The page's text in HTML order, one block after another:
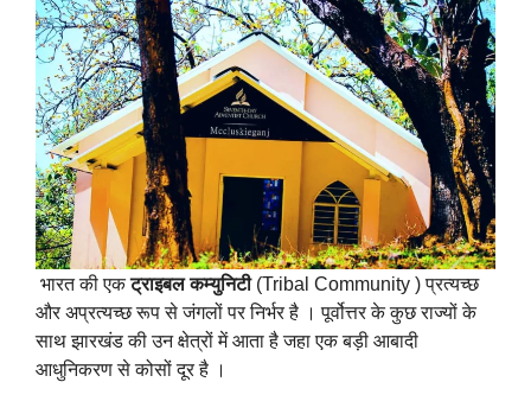
भारत की एकट्राइबल कम्युनिटी(Tribal Community ) प्रत्यच्छ
और अप्रत्यच्छ रूप से जंगलों पर निर्भर है । पूर्वोत्तर के कुछ राज्यों के
साथ झारखंड की उन क्षेत्रों में आता है जहा एक बड़ी आबादी
आधुनिकरण से कोसों दूर है ।